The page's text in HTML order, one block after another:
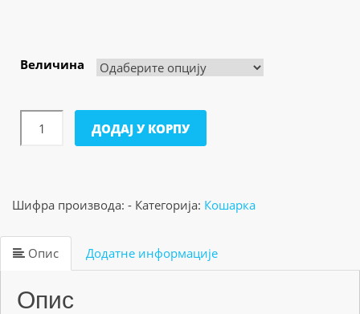
Величина
Дукс
тегет
ДОДАЈ У КОРПУ
Шифра производа: - Категорија: Кошарка
Опис Додатне информације
Опис